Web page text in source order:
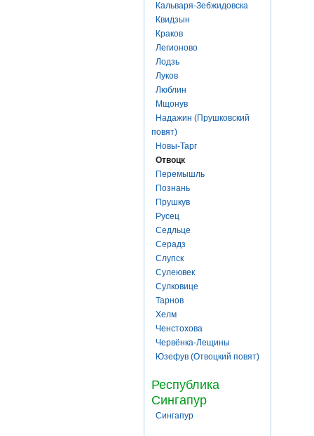
Кальваря-Зебжидовска
Квидзын
Краков
Легионово
Лодзь
Луков
Люблин
Мщонув
Надажин (Прушковский
повят)
Новы-Тарг
Отвоцк
Перемышль
Познань
Прушкув
Русец
Седльце
Серадз
Слупск
Сулеювек
Сулковице
Тарнов
Хелм
Ченстохова
Червёнка-Лещины
Юзефув (Отвоцкий повят)
Республика
Сингапур
Сингапур